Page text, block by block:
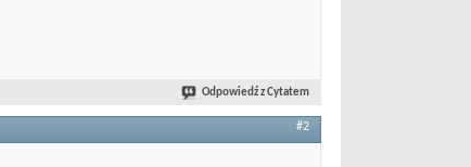
Odpowiedź z Cytatem
#2